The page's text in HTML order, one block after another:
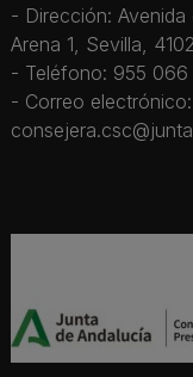
- Dirección:
Arena 1, Sevilla,
- Teléfono: 955 066
- Correo electrónico: